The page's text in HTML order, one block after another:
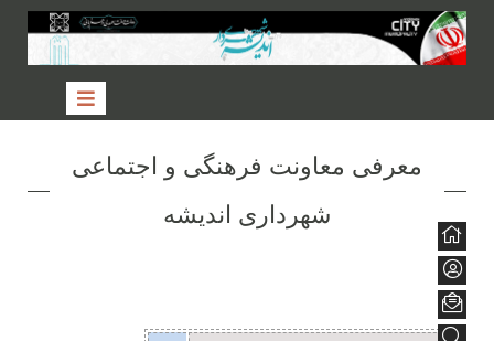
معرفی معاونت فرهنگی و اجتماعی
شهرداری اندیشه